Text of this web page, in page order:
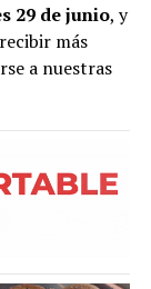
29 de junio, y
más
a nuestras